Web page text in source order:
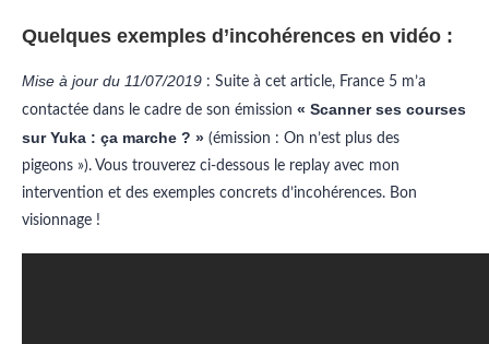
Quelques exemples d’incohérences en vidéo :
Mise à jour du 11/07/2019 : Suite à cet article, France 5 m’a
contactée dans le cadre de son émission « Scanner ses courses
sur Yuka : ça marche ? » (émission : On n’est plus des
pigeons »). Vous trouverez ci-dessous le replay avec mon
intervention et des exemples concrets d’incohérences. Bon
visionnage !